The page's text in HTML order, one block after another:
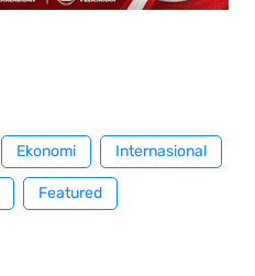
Ekonomi Internasional
Featured